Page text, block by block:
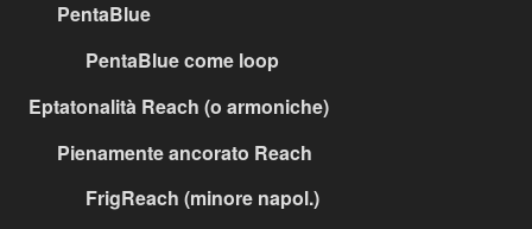
PentaBlue
PentaBlue come loop
Eptatonalità Reach (o armoniche)
Pienamente ancorato Reach
FrigReach (minore napol.)